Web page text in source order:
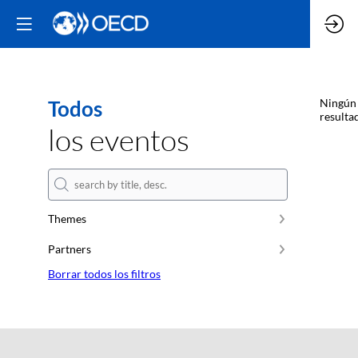
Todos
los eventos
Themes
Partners
Borrar todos los filtros
Ningún